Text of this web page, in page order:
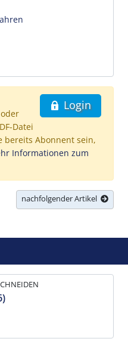
Login
Datei
bereits Abonnent sein,
Informationen zum
nachfolgender Artikel